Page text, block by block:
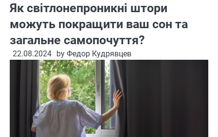
Як світлонепроникні штори
можуть покращити ваш сон та
загальне самопочуття?
22.08.2024 by Федор Кудрявцев